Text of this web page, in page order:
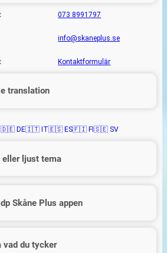
073 8991797
info@skaneplus.se
Kontaktformulär
translation
🇩🇪 DE🇮🇹 IT🇪🇸 ES🇫🇮 FI 🇸🇪 SV
eller ljust tema
Skåne Plus appen
vad du tycker